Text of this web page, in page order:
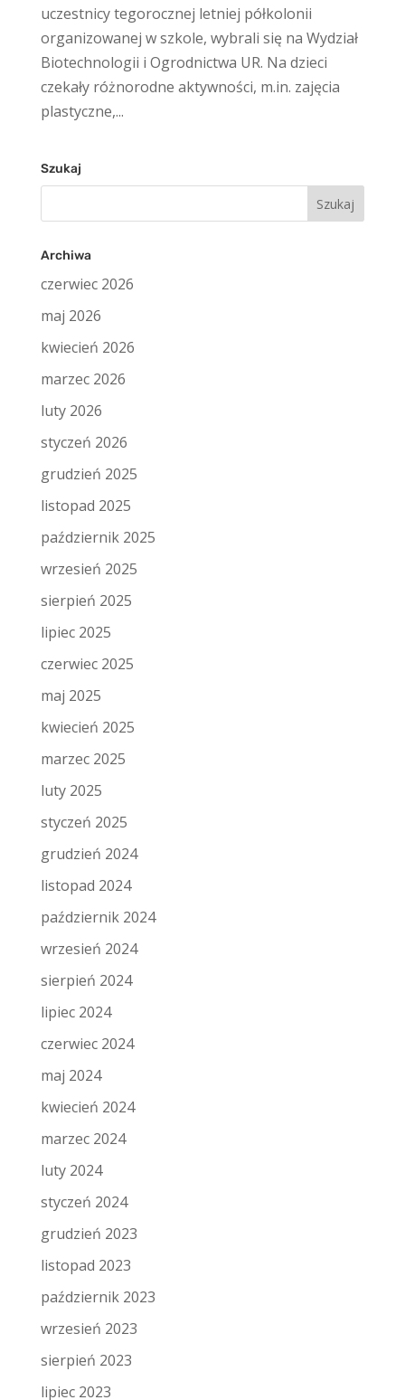
uczestnicy tegorocznej letniej półkolonii
organizowanej w szkole, wybrali się na Wydział
Biotechnologii i Ogrodnictwa UR. Na dzieci
czekały różnorodne aktywności, m.in. zajęcia
plastyczne,...
Szukaj
Archiwa
czerwiec 2026
maj 2026
kwiecień 2026
marzec 2026
luty 2026
styczeń 2026
grudzień 2025
listopad 2025
październik 2025
wrzesień 2025
sierpień 2025
lipiec 2025
czerwiec 2025
maj 2025
kwiecień 2025
marzec 2025
luty 2025
styczeń 2025
grudzień 2024
listopad 2024
październik 2024
wrzesień 2024
sierpień 2024
lipiec 2024
czerwiec 2024
maj 2024
kwiecień 2024
marzec 2024
luty 2024
styczeń 2024
grudzień 2023
listopad 2023
październik 2023
wrzesień 2023
sierpień 2023
lipiec 2023